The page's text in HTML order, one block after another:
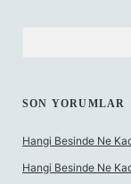
SON YORUMLAR
Hangi Besinde Ne
Hangi Besinde Ne